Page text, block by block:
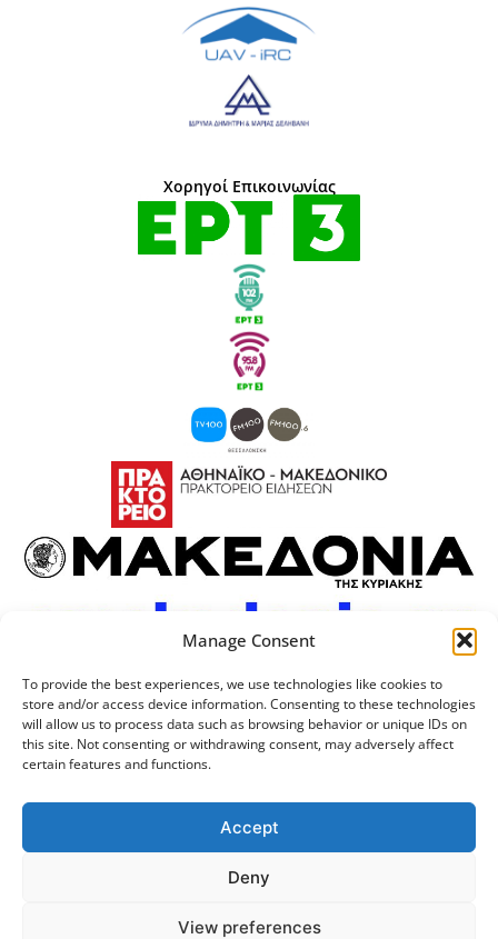
Manage Consent
To provide the best experiences, we use technologies like cookies to
store and/or access device information. Consenting to these technologies
will allow us to process data such as browsing behavior or unique IDs on
this site. Not consenting or withdrawing consent, may adversely affect
certain features and functions.
Accept
Deny
View preferences
Χορηγοί Επικοινωνίας
Προσωπικά Δεδομένα
Λογότυπος
Πανεπιστήμιο Θεσσαλονίκης
Διακυβέρνησης ΑΠΘ